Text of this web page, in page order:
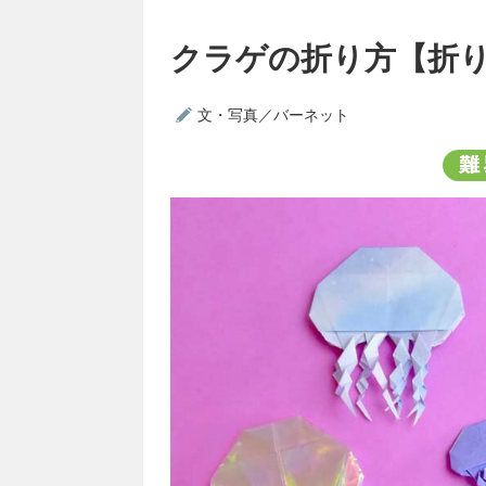
クラゲの折り方【折
文・写真／バーネット